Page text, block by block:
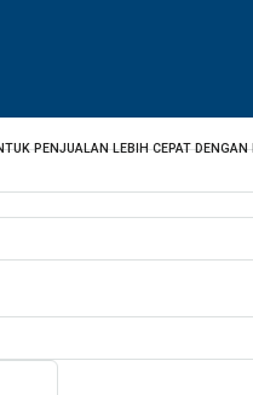
PENJUALAN LEBIH CEPAT